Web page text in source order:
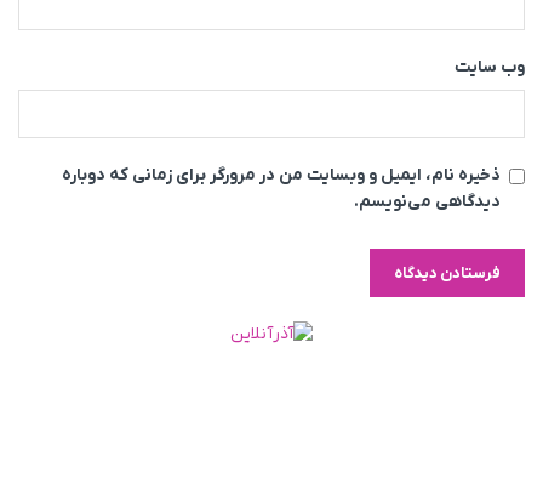
وب‌ سایت
ذخیره نام، ایمیل و وبسایت من در مرورگر برای زمانی که دوباره
دیدگاهی می‌نویسم.